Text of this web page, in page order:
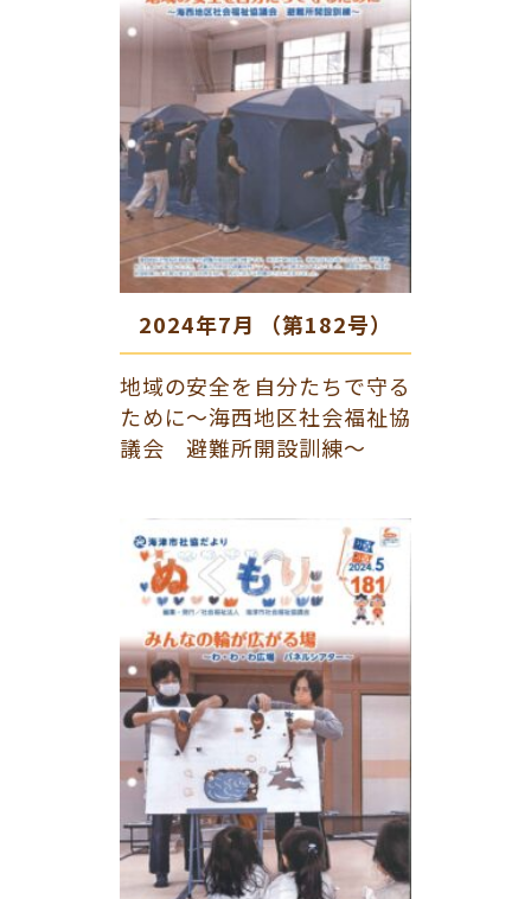
2024年7月 （第182号）
地域の安全を自分たちで守る
ために～海西地区社会福祉協
議会 避難所開設訓練～